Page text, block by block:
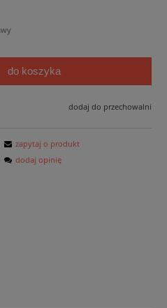
do koszyka
dodaj do przechowalni
zapytaj o produkt
dodaj opinię